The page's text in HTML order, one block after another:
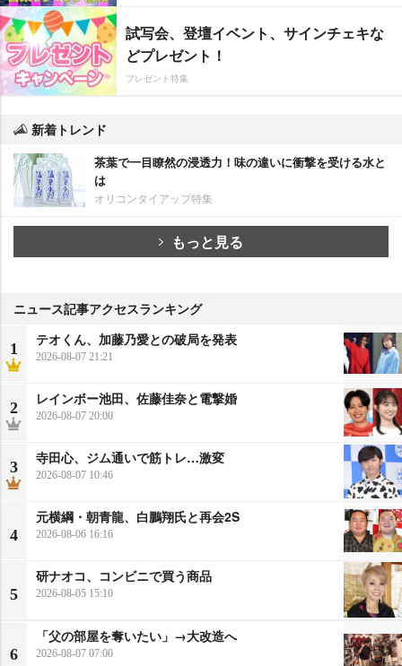
試写会、登壇イベント、サインチェキな
どプレゼント！
プレゼント特集
新着トレンド
茶葉で一目瞭然の浸透力！味の違いに衝撃を受ける水と
は
オリコンタイアップ特集
もっと見る
ニュース記事アクセスランキング
1
テオくん、加藤乃愛との破局を発表
2026-08-07 21:21
2
レインボー池田、佐藤佳奈と電撃婚
2026-08-07 20:00
3
寺田心、ジム通いで筋トレ…激変
2026-08-07 10:46
4
元横綱・朝青龍、白鵬翔氏と再会2S
2026-08-06 16:16
5
研ナオコ、コンビニで買う商品
2026-08-05 15:10
6
「父の部屋を奪いたい」→大改造へ
2026-08-07 07:00